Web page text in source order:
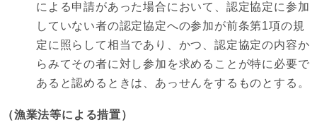
による申請があった場合において、認定協定に参加
していない者の認定協定への参加が前条第1項の規
定に照らして相当であり、かつ、認定協定の内容か
らみてその者に対し参加を求めることが特に必要で
あると認めるときは、あっせんをするものとする。
（漁業法等による措置）